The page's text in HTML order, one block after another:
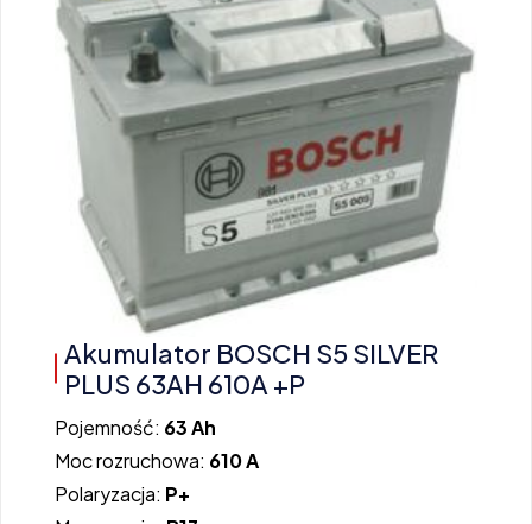
Akumulator BOSCH S5 SILVER
PLUS 63AH 610A +P
Pojemność: 63 Ah
Moc rozruchowa: 610 A
Polaryzacja: P+